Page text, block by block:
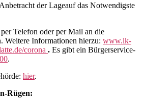
der Lageauf das Notwendigste
Telefon oder per Mail an die
Weitere Informationen hierzu: www.lk-
corona . Es gibt ein Bürgerservice-
.
hier.
Rügen: